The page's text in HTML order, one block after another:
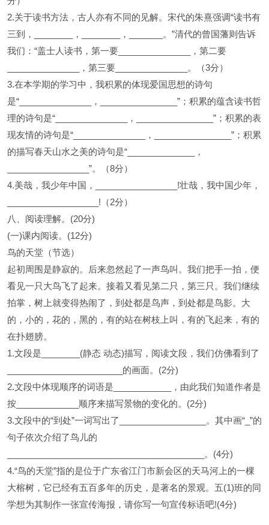
2.关于读书方法，古人亦有不同的见解。宋代的朱熹强调“读书有
三到，________，________，_______。”清代的曾国藩则告诉
我们：“盖士人读书，第一要_______________，第二要
_______________，第三要_______________。（3分）
3.在本学期的学习中，我积累的体现爱国思想的诗句
是“_______________，________________”；积累的蕴含读书哲
理的诗句是“_______________，________________”；积累的表
现友情的诗句是“_______________，________________”；积累
的描写春天山水之美的诗句是“______________，
_________________”。（8分）
4.美哉，我少年中国，_________________!壮哉，我中国少年，
___________________!（2分）
八、阅读理解。(20分)
(一)课内阅读。(12分)
鸟的天堂（节选）
起初周围是静寂的。后来忽然起了一声鸟叫。我们把手一拍，便
看见一只大鸟飞了起来。接着又看见第二只，第三只。我们继续
拍掌，树上就变得热闹了，到处都是鸟声，到处都是鸟影。大
的，小的，花的，黑的，有的站在树枝上叫，有的飞起来，有的
在扑翅膀。
1.文段是________(静态 动态)描写，阅读文段，我们仿佛看到了
________________________的画面。(2分)
2.文段中体现顺序的词语是____________，由此我们知道作者是
按_____________顺序来描写景物的变化的。(2分)
3.文段中的“到处”一词写出了__________________。其中画“_”的
句子依次介绍了鸟儿的
_________________________________________。(4分)
4.“鸟的天堂”指的是位于广东省江门市新会区的天马河上的一棵
大榕树，它已经有五百多年的历史，是著名的景观。五(1)班的同
学想为其制作一张宣传海报，请你写一句宣传标语吧!(4分)